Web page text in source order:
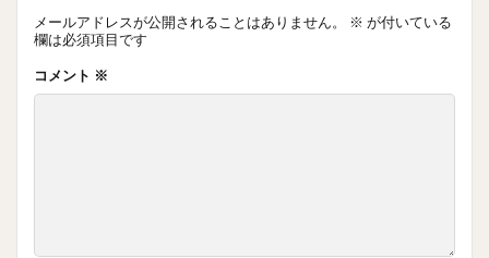
メールアドレスが公開されることはありません。 ※ が付いている
欄は必須項目です
コメント ※